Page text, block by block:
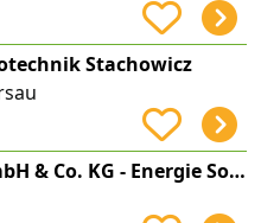
Stachowicz
energie360 GmbH & Co. KG - Energie Solar Öko Strom Photovoltaik Elektrik Sonne Cloud Stromspeicher